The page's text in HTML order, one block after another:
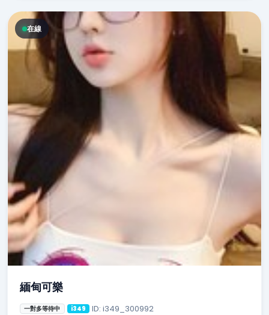
在線
緬甸可樂
一對多等待中 i349 ID: i349_300992